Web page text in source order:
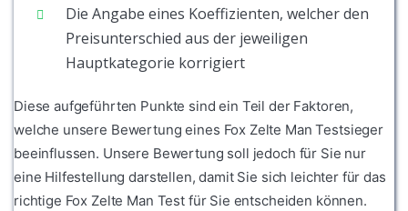
Die Angabe eines Koeffizienten, welcher den
Preisunterschied aus der jeweiligen
Hauptkategorie korrigiert
Diese aufgeführten Punkte sind ein Teil der Faktoren,
welche unsere Bewertung eines Fox Zelte Man Testsieger
beeinflussen. Unsere Bewertung soll jedoch für Sie nur
eine Hilfestellung darstellen, damit Sie sich leichter für das
richtige Fox Zelte Man Test für Sie entscheiden können.